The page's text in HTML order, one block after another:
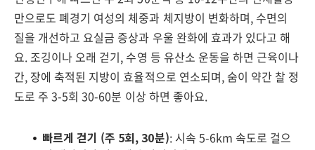
만으로도 폐경기 여성의 체중과 체지방이 변화하며, 수면의
질을 개선하고 요실금 증상과 우울 완화에 효과가 있다고 해
요. 조깅이나 오래 걷기, 수영 등 유산소 운동을 하면 근육이나
간, 장에 축적된 지방이 효율적으로 연소되며, 숨이 약간 찰 정
도로 주 3-5회 30-60분 이상 하면 좋아요.
빠르게 걷기 (주 5회, 30분): 시속 5-6km 속도로 걸으